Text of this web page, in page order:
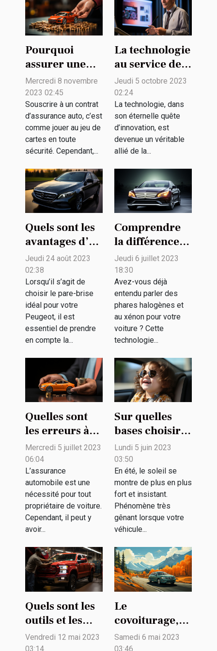
Pourquoi
assurer une
voiture ?
Mercredi 8 novembre
2023 02:45
Souscrire à un contrat
d’assurance auto, c’est
comme jouer au jeu de
cartes en toute
sécurité. Cependant,...
La technologie
au service de
la biodiversité
: enjeux et
défis
Jeudi 5 octobre 2023
02:24
La technologie, dans
son éternelle quête
d’innovation, est
devenue un véritable
allié de la...
Quels sont les
avantages d’un
pare-brise en
verre de
sécurité pour
votre Peugeot
?
Jeudi 24 août 2023
02:38
Lorsqu’il s’agit de
choisir le pare-brise
idéal pour votre
Peugeot, il est
essentiel de prendre
en compte la...
Comprendre
la différence
entre les
phares
halogènes et
au xénon pour
votre voiture
Jeudi 6 juillet 2023
18:30
Avez-vous déjà
entendu parler des
phares halogènes et
au xénon pour votre
voiture ? Cette
technologie...
Quelles sont
les erreurs à
éviter lors de
la souscription
d'une
assurance
automobile ?
Mercredi 5 juillet 2023
06:04
L’assurance
automobile est une
nécessité pour tout
propriétaire de voiture.
Cependant, il peut y
avoir...
Sur quelles
bases choisir
un pare-soleil
voiture bébé ?
Lundi 5 juin 2023
03:50
En été, le soleil se
montre de plus en plus
fort et insistant.
Phénomène très
gênant lorsque votre
véhicule...
Quels sont les
outils et les
techniques
Vendredi 12 mai 2023
03:14
Le
covoiturage,
qu'est-ce que
Samedi 6 mai 2023
03:46